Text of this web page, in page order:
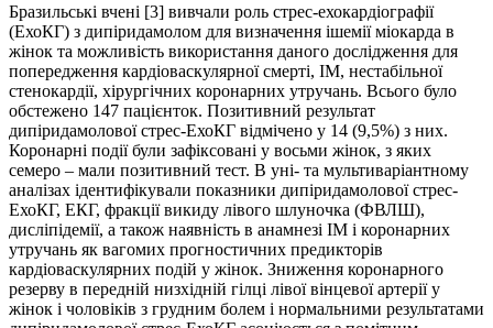
Бразильські вчені [3] вивчали роль стрес-ехокардіографії
(ЕхоКГ) з дипіридамолом для визначення ішемії міокарда в
жінок та можливість використання даного дослідження для
попередження кардіоваскулярної смерті, ІМ, нестабільної
стенокардії, хірургічних коронарних утручань. Всього було
обстежено 147 пацієнток. Позитивний результат
дипіридамолової стрес-ЕхоКГ відмічено у 14 (9,5%) з них.
Коронарні події були зафіксовані у восьми жінок, з яких
семеро – мали позитивний тест. В уні- та мультиваріантному
аналізах ідентифікували показники дипіридамолової стрес-
ЕхоКГ, ЕКГ, фракції викиду лівого шлуночка (ФВЛШ),
дисліпідемії, а також наявність в анамнезі ІМ і коронарних
утручань як вагомих прогностичних предикторів
кардіоваскулярних подій у жінок. Зниження коронарного
резерву в передній низхідній гілці лівої вінцевої артерії у
жінок і чоловіків з грудним болем і нормальними результатами